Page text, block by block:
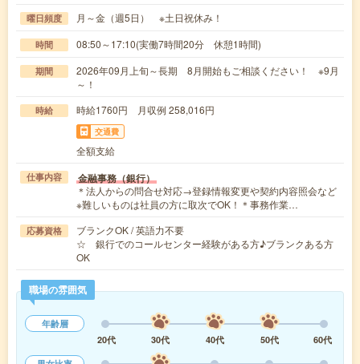
曜日頻度 月～金（週5日） ※土日祝休み！
時間 08:50～17:10(実働7時間20分 休憩1時間)
期間
2026年09月上旬～長期 8月開始もご相談ください！ ※9月
～！
時給 時給1760円 月収例 258,016円
交通費
全額支給
仕事内容 金融事務（銀行）
＊法人からの問合せ対応→登録情報変更や契約内容照会など
※難しいものは社員の方に取次でOK！＊事務作業…
応募資格
ブランクOK / 英語力不要
☆ 銀行でのコールセンター経験がある方♪ブランクある方
OK
職場の雰囲気
年齢層
20代
30代 40代 50代
60代